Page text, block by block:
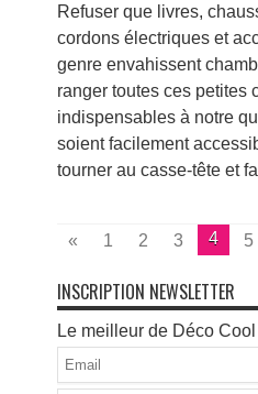
Refuser que livres,
cordons électriques et
genre envahissent
ranger toutes ces petites
indispensables à notre
soient facilement
tourner au casse-tête et
« 1 2 3 4 5
INSCRIPTION NEWSLETTER
Le meilleur de Déco